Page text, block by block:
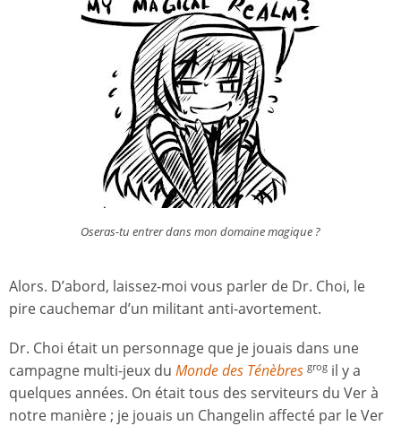
Oseras-tu entrer dans mon domaine magique ?
Alors. D’abord, laissez-moi vous parler de Dr. Choi, le
pire cauchemar d’un militant anti-avortement.
Dr. Choi était un personnage que je jouais dans une
campagne multi-jeux du Monde des Ténèbres grog il y a
quelques années. On était tous des serviteurs du Ver à
notre manière ; je jouais un Changelin affecté par le Ver